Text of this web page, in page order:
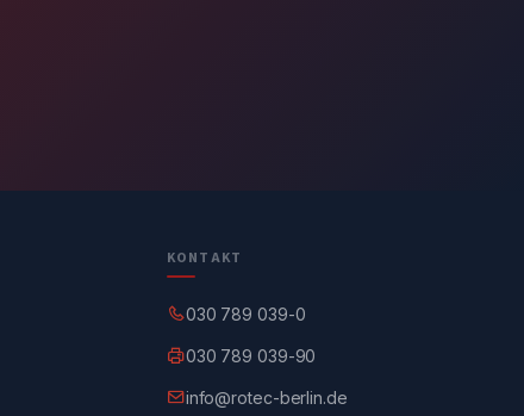
KONTAKT
030 789 039-0
030 789 039-90
info@rotec-berlin.de